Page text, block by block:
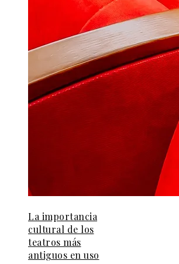
La importancia
cultural de los
teatros más
antiguos en uso